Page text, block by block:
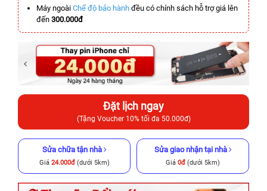
Máy ngoài Chế độ bảo hành đều có chính sách hỗ trợ giá lên
đến 300.000đ
Đặt lịch ngay
(Tặng Voucher 10% tối đa 50.000đ)
Sửa chữa tận nhà
Giá 24.000đ(dưới 5km)
Sửa giao nhận tại nhà
Giá 0đ (dưới 5km)